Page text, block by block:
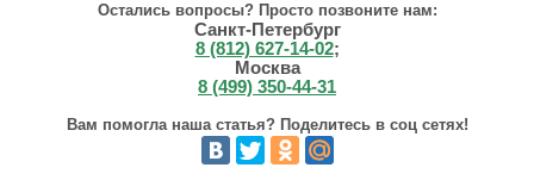
Остались вопросы? Просто позвоните нам:
Санкт-Петербург
8 (812) 627-14-02;
Москва
8 (499) 350-44-31
Вам помогла наша статья? Поделитесь в соц сетях!